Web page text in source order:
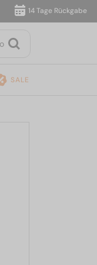
14 Tage Rückgabe
SALE